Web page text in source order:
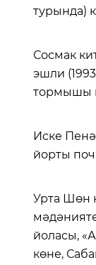
турында)
Сосмак
эшли
тормышы
Иске
йорты
Урта Шөн
йоласы,
көне,